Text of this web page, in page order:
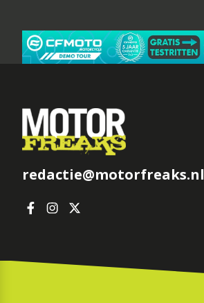
redactie@motorfreaks.nl